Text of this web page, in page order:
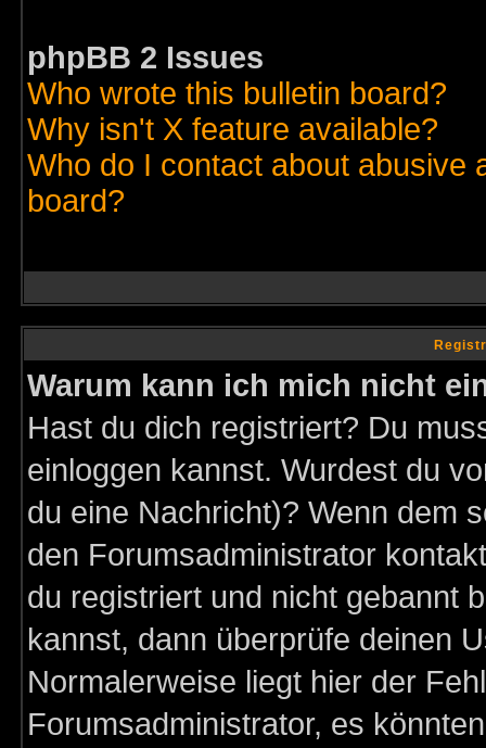
phpBB 2 Issues
Who wrote this bulletin board?
Why isn't X feature available?
Who do I contact about abusive
board?
Warum kann ich mich nicht
Hast du dich registriert? Du
einloggen kannst. Wurdest du
du eine Nachricht)? Wenn dem
den Forumsadministrator
du registriert und nicht gebannt
kannst, dann überprüfe deinen
Normalerweise liegt hier der
Forumsadministrator, es